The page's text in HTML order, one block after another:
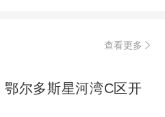
查看更多
尔多斯星河湾C区开